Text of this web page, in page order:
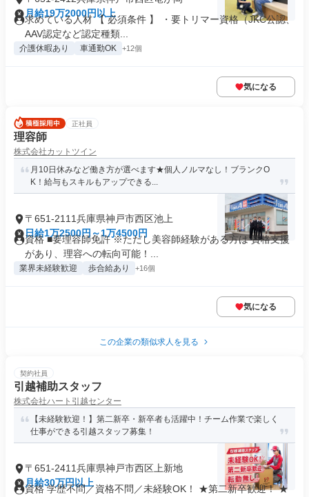
月給19万2000円以上
求めている人材 【 必須条件 】 ・要トリマー資格（JKC公認、
AAV認定など認定種類...
介護休暇あり 車通勤OK +12個
気になる
正社員
理容師
株式会社カットツイン
月10日休みなど働き方が選べます★個人ノルマなし！ブランクO
K！給与もスキルもアップできる...
〒651-2111兵庫県神戸市西区池上
日給1万2500円～1万4500円
資格 ■要理容師免許 ※ただし美容師経験がある方は 資格支援
があり、理容への転向可能！...
業界未経験歓迎 歩合給あり +16個
気になる
この企業の類似求人を見る
契約社員
引越補助スタッフ
株式会社ハート引越センター
【未経験歓迎！】第二新卒・新卒者も活躍中！チーム作業で楽しく
仕事ができる引越スタッフ募集！
〒651-2411兵庫県神戸市西区上新地
月給30万円以上
資格 学歴不問／資格不問／未経験OK！ ★第二新卒歓迎！ ★